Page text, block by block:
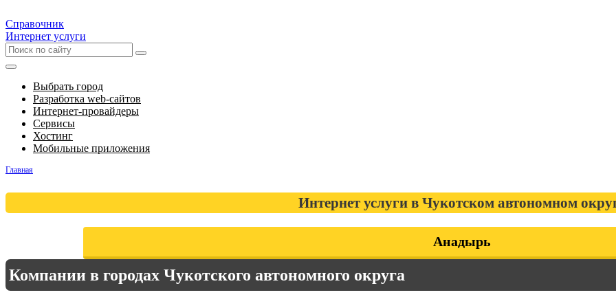
Справочник
Интернет услуги
Выбрать город
Разработка web-сайтов
Интернет-провайдеры
Сервисы
Хостинг
Мобильные приложения
Главная
Интернет услуги в Чукотском автономном
Анадырь
Компании в городах Чукотского автономного округа